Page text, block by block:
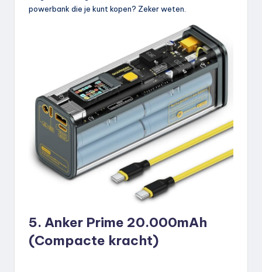
powerbank die je kunt kopen? Zeker weten.
5. Anker Prime 20.000mAh
(Compacte kracht)